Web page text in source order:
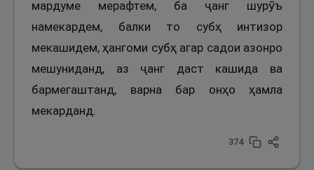
мардуме мерафтем, ба ҷанг шурӯъ
намекардем, балки то субҳ интизор
мекашидем, ҳангоми субҳ агар садои азонро
мешуниданд, аз ҷанг даст кашида ва
бармегаштанд, варна бар онҳо ҳамла
мекарданд.
374